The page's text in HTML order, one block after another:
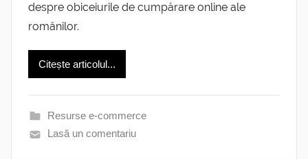
despre obiceiurile de cumpărare online ale
românilor.
Citește articolul...
Resurse e-commerce
Lasă un comentariu